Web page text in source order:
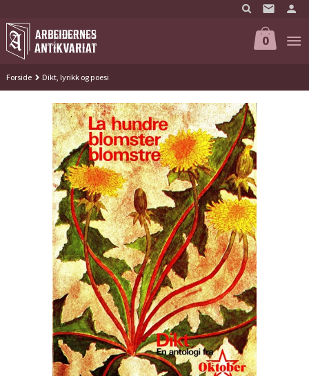
til
innholdet
0
Forside Dikt, lyrikk og poesi